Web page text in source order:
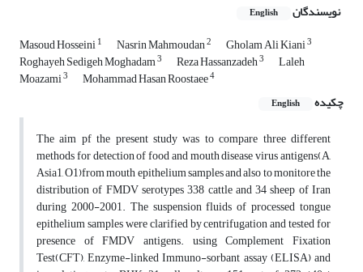
نویسندگان English
Masoud Hosseini1 Nasrin Mahmoudan2 Gholam Ali Kiani3
Roghayeh Sedigeh Moghadam3 Reza Hassanzadeh3 Laleh
Moazami3 Mohammad Hasan Roostaee4
چکیده English
The aim pf the present study was to compare three different
methods for detection of food and mouth disease virus antigens(A,
Asia1, O1)from mouth epithelium samples and also to monitore the
distribution of FMDV serotypes 338 cattle and 34 sheep of Iran
during 2000-2001. The suspension fluids of processed tongue
epithelium samples were clarified by centrifugation and tested for
presence of FMDV antigens. using Complement Fixation
Test(CFT), Enzyme-linked Immuno-sorbant assay (ELISA) and